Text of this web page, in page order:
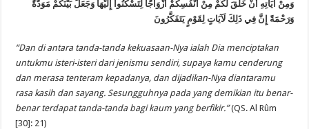
وَمِنْ آيَاتِهِ أَنْ خَلَقَ لَكُمْ مِنْ أَنْفُسِكُمْ أَزْوَاجًا لِتَسْكُنُوا إِلَيْهَا وَجَعَلَ بَيْنَكُمْ مَوَدَّةً
وَرَحْمَةً إِنَّ فِي ذَلِكَ لَآيَاتٍ لِقَوْمٍ يَتَفَكَّرُونَ
“Dan di antara tanda-tanda kekuasaan-Nya ialah Dia menciptakan
untukmu isteri-isteri dari jenismu sendiri, supaya kamu cenderung
dan merasa tenteram kepadanya, dan dijadikan-Nya diantaramu
rasa kasih dan sayang. Sesungguhnya pada yang demikian itu benar-
benar terdapat tanda-tanda bagi kaum yang berfikir.”(QS. Al Rûm
[30]: 21)